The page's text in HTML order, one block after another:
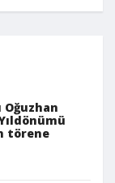
Oğuzhan
törene